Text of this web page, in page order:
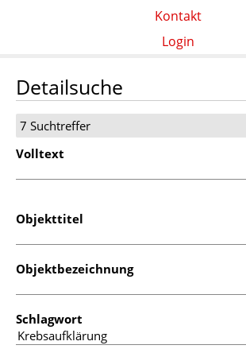
Kontakt
Login
Detailsuche
7 Suchtreffer
Volltext
Objekttitel
Objektbezeichnung
Schlagwort